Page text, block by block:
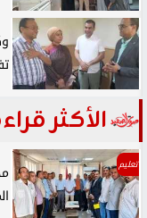
الأكثر
تعليم